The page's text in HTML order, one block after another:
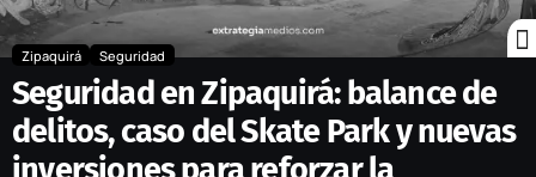
Zipaquirá Seguridad
Seguridad en Zipaquirá: balance de
delitos, caso del Skate Park y nuevas